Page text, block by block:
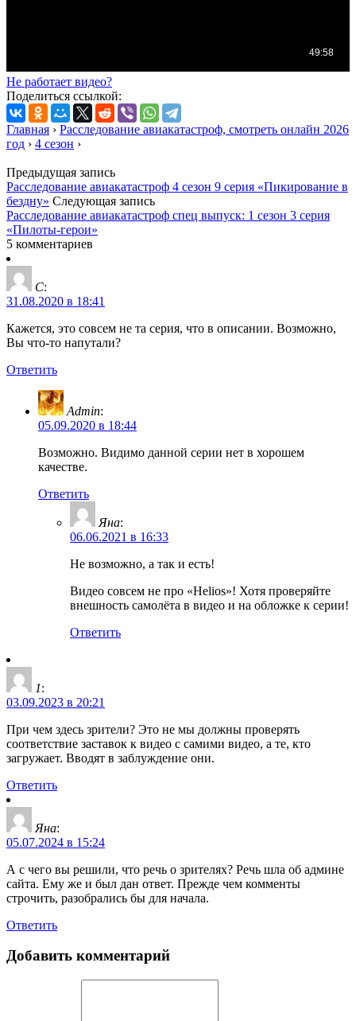
Не работает видео?
Поделиться ссылкой:
Главная › Расследование авиакатастроф, смотреть онлайн 2026
год › 4 сезон ›
Предыдущая запись
Расследование авиакатастроф 4 сезон 9 серия «Пикирование в
бездну» Следующая запись
Расследование авиакатастроф спец выпуск: 1 сезон 3 серия
«Пилоты-герои»
5 комментариев
C:
31.08.2020 в 18:41
Кажется, это совсем не та серия, что в описании. Возможно,
Вы что-то напутали?
Ответить
Admin:
05.09.2020 в 18:44
Возможно. Видимо данной серии нет в хорошем
качестве.
Ответить
Яна:
06.06.2021 в 16:33
Не возможно, а так и есть!
Видео совсем не про «Helios»! Хотя проверяйте
внешность самолёта в видео и на обложке к серии!
Ответить
1:
03.09.2023 в 20:21
При чем здесь зрители? Это не мы должны проверять
соответствие заставок к видео с самими видео, а те, кто
загружает. Вводят в заблуждение они.
Ответить
Яна:
05.07.2024 в 15:24
А с чего вы решили, что речь о зрителях? Речь шла об админе
сайта. Ему же и был дан ответ. Прежде чем комменты
строчить, разобрались бы для начала.
Ответить
Добавить комментарий